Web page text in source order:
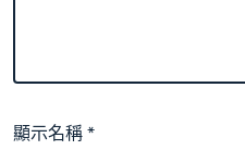
顯示名稱*